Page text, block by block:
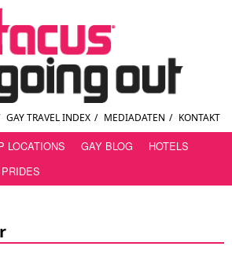
GAY TRAVEL INDEX / MEDIADATEN / KONTAKT
LOCATIONS GAY BLOG
HOTELS
PRIDES